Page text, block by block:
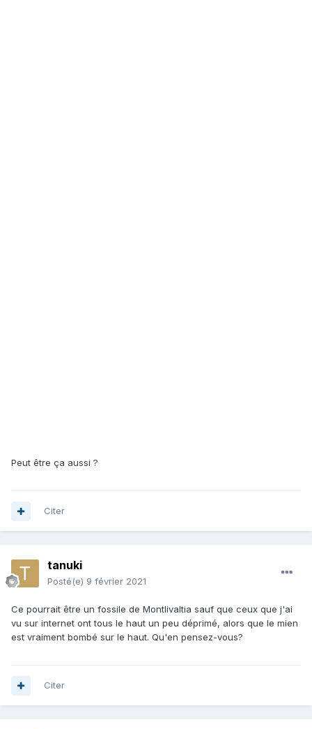
Peut être ça aussi ?
Citer
tanuki
Posté(e) 9 février 2021
Ce pourrait être un fossile de Montlivaltia sauf que ceux que j'ai
vu sur internet ont tous le haut un peu déprimé, alors que le mien
est vraiment bombé sur le haut. Qu'en pensez-vous?
Citer